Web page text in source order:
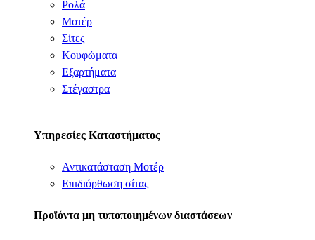
Ρολά
Μοτέρ
Σίτες
Κουφώματα
Εξαρτήματα
Στέγαστρα
Υπηρεσίες Καταστήματος
Αντικατάσταση Μοτέρ
Επιδιόρθωση σίτας
Προϊόντα μη τυποποιημένων διαστάσεων